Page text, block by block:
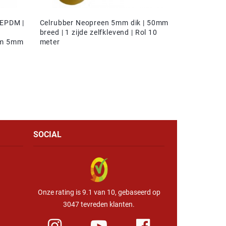
|
5mm
Celrubber Neopreen 5mm dik | 50mm
breed | 1 zijde zelfklevend | Rol 10
meter
SOCIAL
Onze rating is 9.1 van 10, gebaseerd op
3047 tevreden klanten.